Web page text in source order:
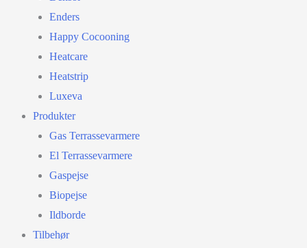
Enders
Happy Cocooning
Heatcare
Heatstrip
Luxeva
Produkter
Gas Terrassevarmere
El Terrassevarmere
Gaspejse
Biopejse
Ildborde
Tilbehør